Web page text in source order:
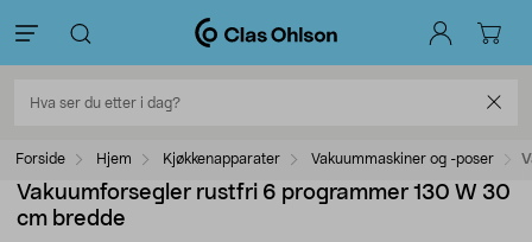
Forside Hjem Kjøkkenapparater Vakuummaskiner og -poser
Vakuumforsegler rustfri 6 programmer 130 W 30
cm bredde